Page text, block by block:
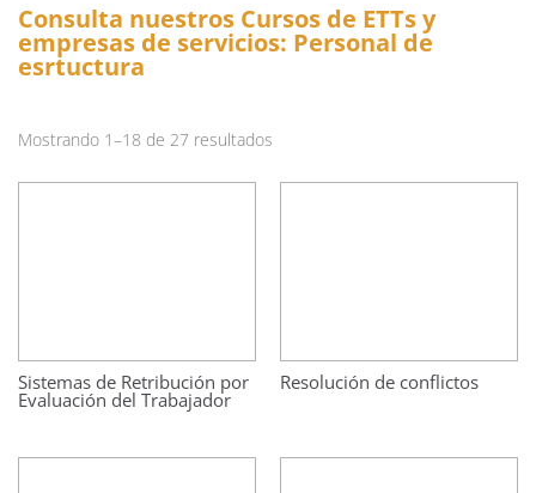
Consulta nuestros Cursos de ETTs y
empresas de servicios: Personal de
esrtuctura
Mostrando 1–18 de 27 resultados
Sistemas de Retribución por
Evaluación del Trabajador
Resolución de conflictos